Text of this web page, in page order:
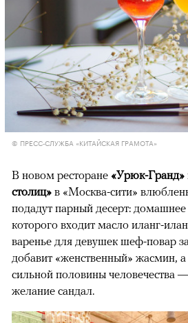
© ПРЕСС-СЛУЖБА «КИТАЙСКАЯ ГРАМОТА»
В новом ресторане «Урюк-Гранд»
столиц» в «Москва-сити»
подадут парный десерт: домашнее
которого входит масло иланг-
варенье для девушек шеф-повар
добавит «женственный» жасмин,
сильной половины человечества
желание сандал.